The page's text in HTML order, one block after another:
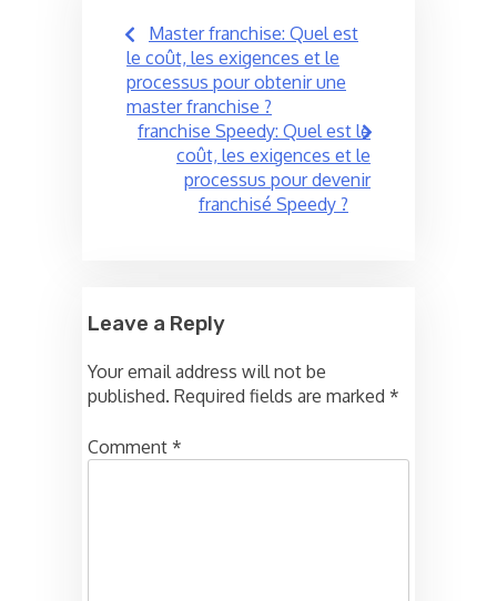
Post
navigation
Master franchise: Quel est
le coût, les exigences et le
processus pour obtenir une
master franchise ?
franchise Speedy: Quel est le
coût, les exigences et le
processus pour devenir
franchisé Speedy ?
Leave a Reply
Your email address will not be
published. Required fields are marked *
Comment *